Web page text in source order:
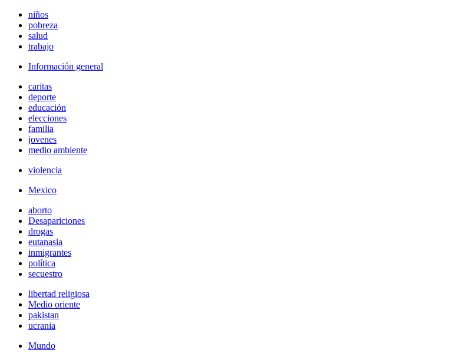
niños
pobreza
salud
trabajo
Información general
caritas
deporte
educación
elecciones
familia
jovenes
medio ambiente
violencia
Mexico
aborto
Desapariciones
drogas
eutanasia
inmigrantes
política
secuestro
libertad religiosa
Medio oriente
pakistan
ucrania
Mundo